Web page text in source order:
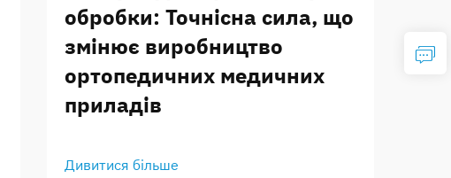
обробки: Точнісна сила, що
змінює виробництво
ортопедичних медичних
приладів
Дивитися більше